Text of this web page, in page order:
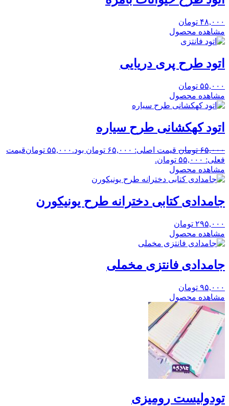
۴۸,۰۰۰ تومان
مشاهده محصول
اتود طرح پری دریایی
۵۵,۰۰۰ تومان
مشاهده محصول
اتود کهکشانی طرح سیاره
۶۵,۰۰۰ تومان قیمت اصلی: ۶۵,۰۰۰ تومان بود. ۵۵,۰۰۰ تومانقیمت
فعلی: ۵۵,۰۰۰ تومان.
مشاهده محصول
جامدادی کتابی دخترانه طرح یونیکورن
۲۹۵,۰۰۰ تومان
مشاهده محصول
جامدادی فانتزی مخملی
۹۵,۰۰۰ تومان
مشاهده محصول
تودولیست رومیزی